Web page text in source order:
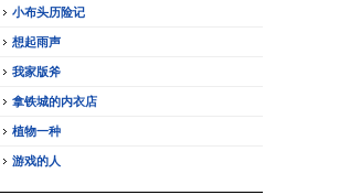
小布头历险记
想起雨声
我家版斧
拿铁城的内衣店
植物一种
游戏的人